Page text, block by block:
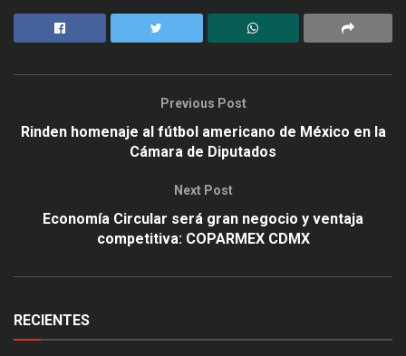
Previous Post
Rinden homenaje al fútbol americano de México en la
Cámara de Diputados
Next Post
Economía Circular será gran negocio y ventaja
competitiva: COPARMEX CDMX
RECIENTES